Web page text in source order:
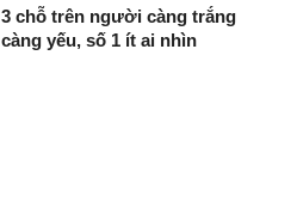
3 chỗ trên người càng trắng
càng yếu, số 1 ít ai nhìn